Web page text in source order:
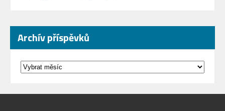
Archív příspěvků
Archív